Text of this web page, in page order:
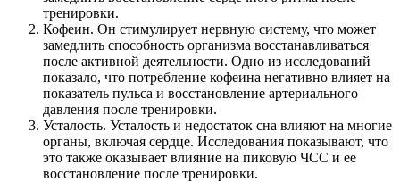
тренировки.
Кофеин. Он стимулирует нервную систему, что может
замедлить способность организма восстанавливаться
после активной деятельности. Одно из исследований
показало, что потребление кофеина негативно влияет на
показатель пульса и восстановление артериального
давления после тренировки.
Усталость. Усталость и недостаток сна влияют на многие
органы, включая сердце. Исследования показывают, что
это также оказывает влияние на пиковую ЧСС и ее
восстановление после тренировки.